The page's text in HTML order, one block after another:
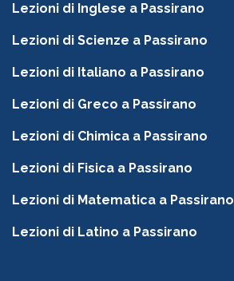
Lezioni di Inglese a Passirano
Lezioni di Scienze a Passirano
Lezioni di Italiano a Passirano
Lezioni di Greco a Passirano
Lezioni di Chimica a Passirano
Lezioni di Fisica a Passirano
Lezioni di Matematica a Passirano
Lezioni di Latino a Passirano